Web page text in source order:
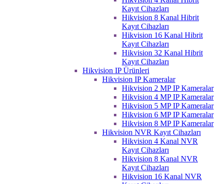
Kayıt Cihazları
Hikvision 8 Kanal Hibrit
Kayıt Cihazları
Hikvision 16 Kanal Hibrit
Kayıt Cihazları
Hikvision 32 Kanal Hibrit
Kayıt Cihazları
Hikvision IP Ürünleri
Hikvision IP Kameralar
Hikvision 2 MP IP Kameralar
Hikvision 4 MP IP Kameralar
Hikvision 5 MP IP Kameralar
Hikvision 6 MP IP Kameralar
Hikvision 8 MP IP Kameralar
Hikvision NVR Kayıt Cihazları
Hikvision 4 Kanal NVR
Kayıt Cihazları
Hikvision 8 Kanal NVR
Kayıt Cihazları
Hikvision 16 Kanal NVR